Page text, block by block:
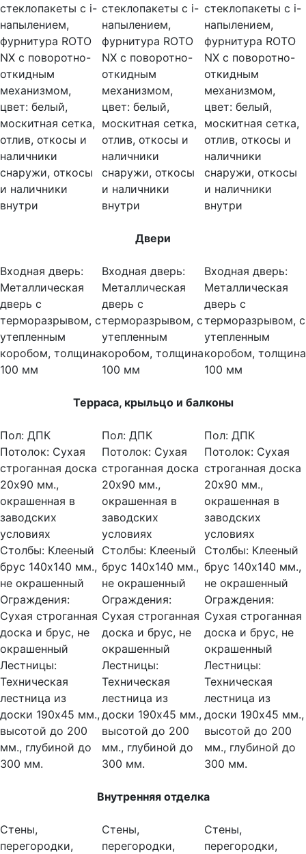
стеклопакеты c i-
напылением,
фурнитура ROTO
NX с поворотно-
откидным
механизмом,
цвет: белый,
москитная сетка,
отлив, откосы и
наличники
снаружи, откосы
и наличники
внутри
стеклопакеты c i-
напылением,
фурнитура ROTO
NX с поворотно-
откидным
механизмом,
цвет: белый,
москитная сетка,
отлив, откосы и
наличники
снаружи, откосы
и наличники
внутри
стеклопакеты c i-
напылением,
фурнитура ROTO
NX с поворотно-
откидным
механизмом,
цвет: белый,
москитная сетка,
отлив, откосы и
наличники
снаружи, откосы
и наличники
внутри
Двери
Входная дверь:
Металлическая
дверь с
терморазрывом, с
утепленным
коробом, толщина
100 мм
Входная дверь:
Металлическая
дверь с
терморазрывом, с
утепленным
коробом, толщина
100 мм
Входная дверь:
Металлическая
дверь с
терморазрывом, с
утепленным
коробом, толщина
100 мм
Терраса, крыльцо и балконы
Пол: ДПК
Потолок: Сухая
строганная доска
20х90 мм.,
окрашенная в
заводских
условиях
Столбы: Клееный
брус 140х140 мм.,
не окрашенный
Ограждения:
Сухая строганная
доска и брус, не
окрашенный
Лестницы:
Техническая
лестница из
доски 190х45 мм.,
высотой до 200
мм., глубиной до
300 мм.
Пол: ДПК
Потолок: Сухая
строганная доска
20х90 мм.,
окрашенная в
заводских
условиях
Столбы: Клееный
брус 140х140 мм.,
не окрашенный
Ограждения:
Сухая строганная
доска и брус, не
окрашенный
Лестницы:
Техническая
лестница из
доски 190х45 мм.,
высотой до 200
мм., глубиной до
300 мм.
Пол:ДПК
Потолок:Сухая
строганная доска
20х90 мм.,
окрашенная в
заводских
условиях
Столбы:Клееный
брус 140х140 мм.,
не окрашенный
Ограждения:
Сухая строганная
доска и брус, не
окрашенный
Лестницы:
Техническая
лестница из
доски 190х45 мм.,
высотой до 200
мм., глубиной до
300 мм.
Внутренняя отделка
Стены,
перегородки,
Стены,
перегородки,
Стены,
перегородки,